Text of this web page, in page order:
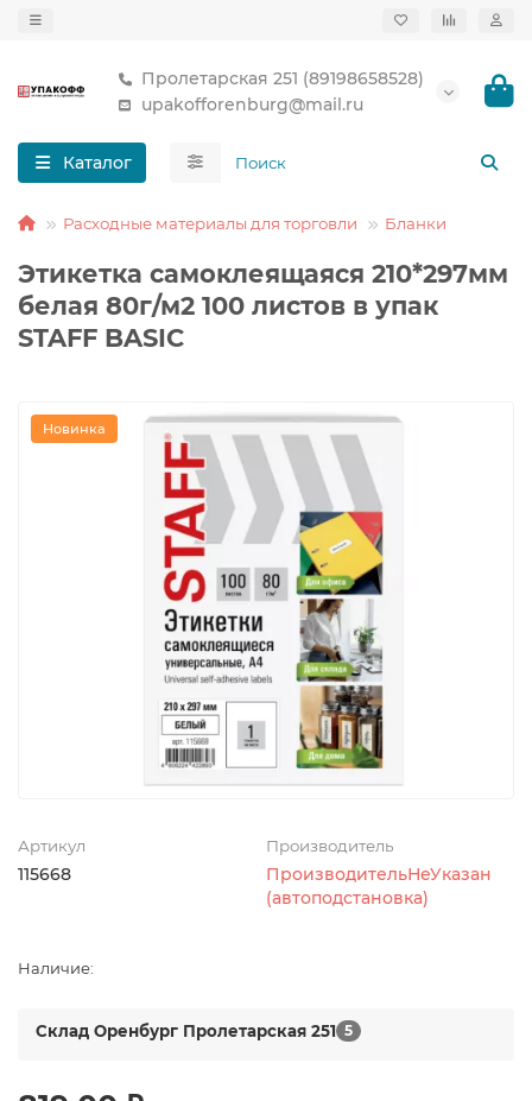
Пролетарская 251 (89198658528)
upakofforenburg@mail.ru
Каталог
Расходные материалы для торговли Бланки
Этикетка самоклеящаяся 210*297мм
белая 80г/м2 100 листов в упак
STAFF BASIC
Новинка
Артикул
115668
Производитель
ПроизводительНеУказан
(автоподстановка)
Наличие:
Склад Оренбург Пролетарская 251 5